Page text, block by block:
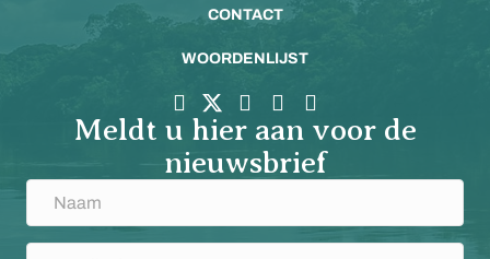
CONTACT
WOORDENLIJST
Meldt u hier aan voor de
nieuwsbrief